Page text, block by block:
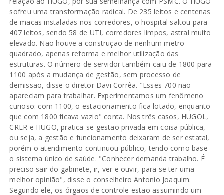
sofreu uma transformação radical. De 235 leitos e centenas
de macas instaladas nos corredores, o hospital saltou para
407 leitos, sendo 58 de UTI, corredores limpos, astral muito
elevado. Não houve a construção de nenhum metro
quadrado, apenas reforma e melhor utilização das
estruturas. O número de servidor também caiu de 1800 para
1100 após a mudança de gestão, sem processo de
demissão, disse o diretor Davi Corrêa. "Esses 700 não
apareciam para trabalhar. Experimentamos um fenômeno
curioso: com 1100, o estacionamento fica lotado, enquanto
que com 1800 ficava vazio" conta. Nos três casos, HUGOL,
CRER e HUGO, pratica-se gestão privada em coisa pública,
ou seja, a gestão e funcionamento deixaram de ser estatal,
porém o atendimento continuou público, tendo como base
o sistema único de saúde. "Conhecer demanda trabalho. É
preciso sair do gabinete, ir, ver e ouvir, para se ter uma
melhor opinião", disse o conselheiro Antonio Joaquim.
Segundo ele, os órgãos de controle estão assumindo um